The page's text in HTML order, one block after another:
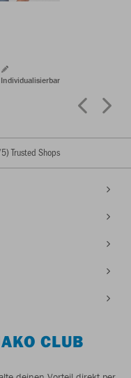
Individualisierbar
Trusted Shops
CLUB